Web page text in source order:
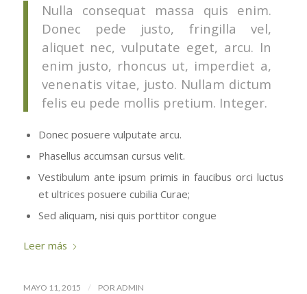
Nulla consequat massa quis enim.
Donec pede justo, fringilla vel,
aliquet nec, vulputate eget, arcu. In
enim justo, rhoncus ut, imperdiet a,
venenatis vitae, justo. Nullam dictum
felis eu pede mollis pretium. Integer.
Donec posuere vulputate arcu.
Phasellus accumsan cursus velit.
Vestibulum ante ipsum primis in faucibus orci luctus
et ultrices posuere cubilia Curae;
Sed aliquam, nisi quis porttitor congue
Leer más
MAYO 11, 2015 / PORADMIN